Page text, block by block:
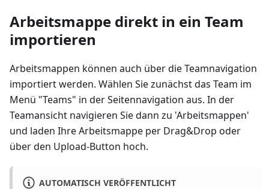
Arbeitsmappe direkt in ein Team
importieren
Arbeitsmappen können auch über die Teamnavigation
importiert werden. Wählen Sie zunächst das Team im
Menü "Teams" in der Seitennavigation aus. In der
Teamansicht navigieren Sie dann zu 'Arbeitsmappen'
und laden Ihre Arbeitsmappe per Drag&Drop oder
über den Upload-Button hoch.
AUTOMATISCH VERÖFFENTLICHT